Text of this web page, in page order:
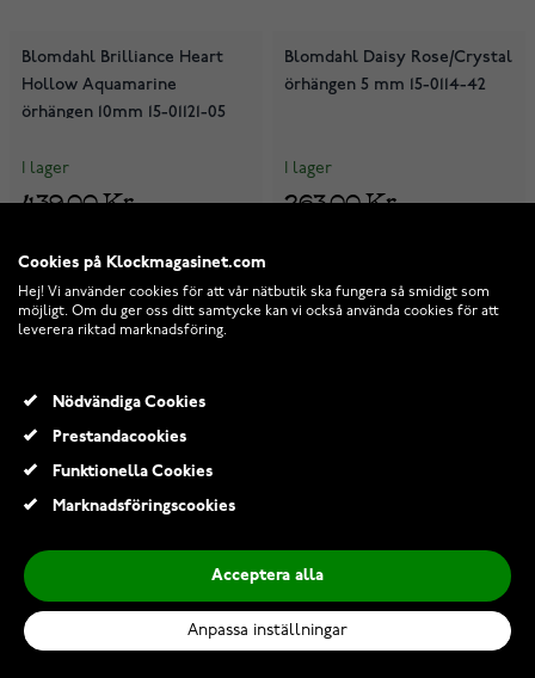
Blomdahl Brilliance Heart
Hollow Aquamarine
örhängen 10mm 15-01121-05
I lager
439,00 Kr
Blomdahl Daisy Rose/Crystal
örhängen 5 mm 15-0114-42
I lager
263,00 Kr
Edblad Lilian örhängen Small
Edblad Papillon örhängen
Cookies på Klockmagasinet.com
Hej! Vi använder cookies för att vår nätbutik ska fungera så smidigt som
möjligt. Om du ger oss ditt samtycke kan vi också använda cookies för att
leverera riktad marknadsföring.
Nödvändiga Cookies
Prestandacookies
Funktionella Cookies
Marknadsföringscookies
Acceptera alla
Anpassa inställningar